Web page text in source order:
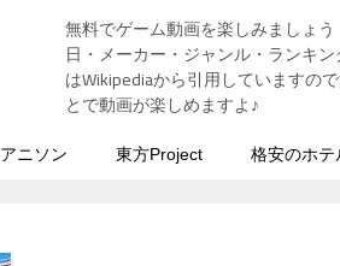
無料でゲーム動画を楽しみましょ
日・メーカー・ジャンル・ランキ
はWikipediaから引用していますの
とで動画が楽しめますよ♪
アニソン 東方Project 格安のホテ